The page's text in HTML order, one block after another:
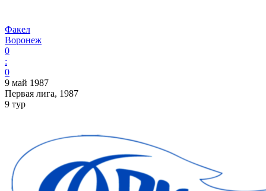
Факел
Воронеж
0
:
0
9 май 1987
Первая лига, 1987
9 тур